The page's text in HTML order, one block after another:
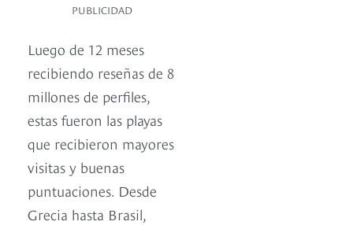
PUBLICIDAD
Luego de 12 meses
recibiendo reseñas de 8
millones de perfiles,
estas fueron las playas
que recibieron mayores
visitas y buenas
puntuaciones. Desde
Grecia hasta Brasil,